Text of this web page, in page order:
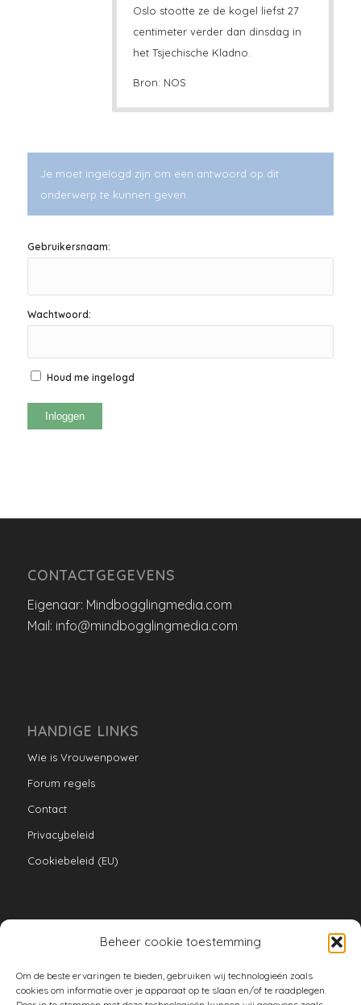
Beheer cookie toestemming
Om de beste ervaringen te bieden, gebruiken wij technologieën zoals
cookies om informatie over je apparaat op te slaan en/of te raadplegen.
Oslo stootte ze de kogel liefst 27
centimeter verder dan dinsdag in
het Tsjechische Kladno.
Bron: NOS
Je moet ingelogd zijn om een antwoord op dit
onderwerp te kunnen geven.
Gebruikersnaam:
Wachtwoord:
Houd me ingelogd
Inloggen
CONTACTGEGEVENS
Eigenaar: Mindbogglingmedia.com
Mail: info@mindbogglingmedia.com
HANDIGE LINKS
Wie is Vrouwenpower
Forum regels
Contact
Privacybeleid
Cookiebeleid (EU)
armoe keuken